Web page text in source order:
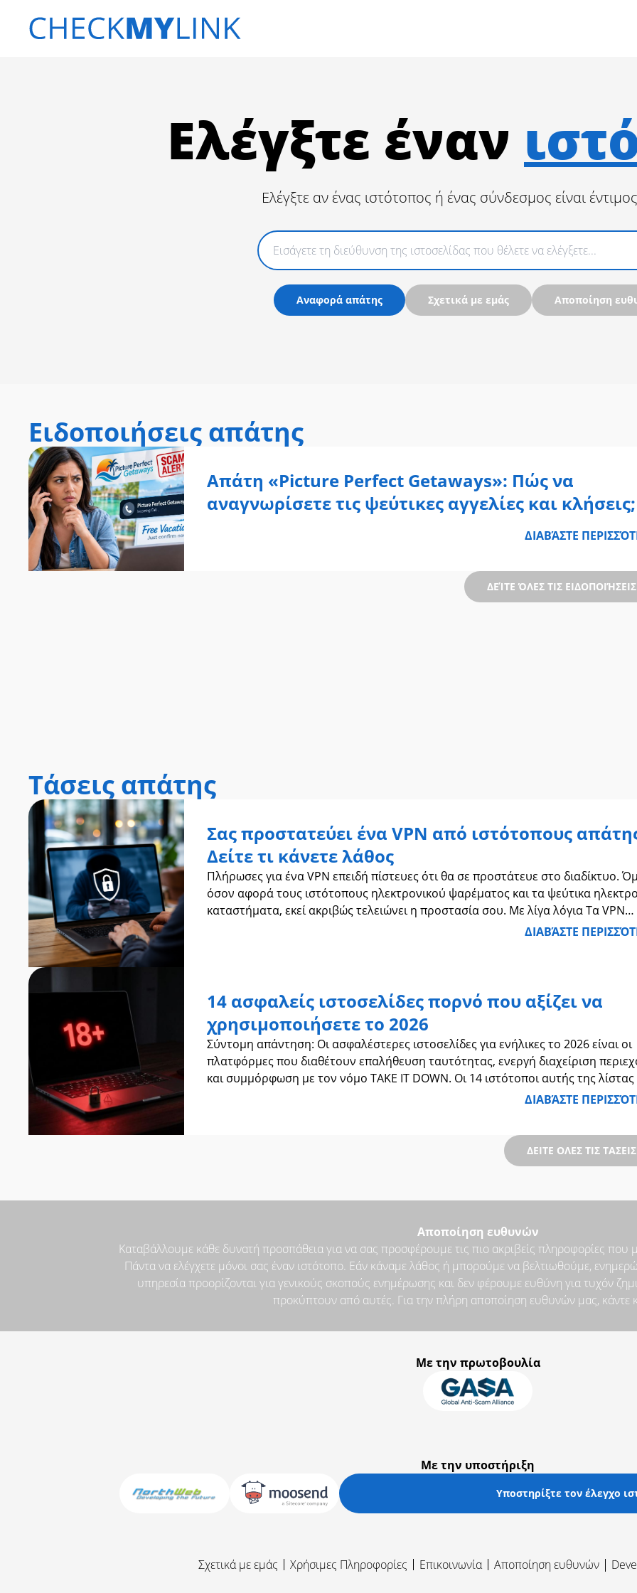
Ελέγξτε έναν
Ελέγξτε αν ένας ιστότοπος ή ένας σύνδεσμος είναι
Αναφορά απάτης Σχετικά με εμάς Αποποίηση
Ειδοποιήσεις απάτης
Απάτη «Picture Perfect Getaways»: Πώς να
αναγνωρίσετε τις ψεύτικες αγγελίες και κλήσεις;
ΔΙΑΒΆΣΤΕ
ΔΕΊΤΕ ΌΛΕΣ ΤΙΣ
Τάσεις απάτης
Σας προστατεύει ένα VPN από ιστότοπους
Δείτε τι κάνετε λάθος
Πλήρωσες για ένα VPN επειδή πίστευες ότι θα σε προστάτευε στο διαδίκτυο.
όσον αφορά τους ιστότοπους ηλεκτρονικού ψαρέματος και τα ψεύτικα
καταστήματα, εκεί ακριβώς τελειώνει η προστασία σου. Με λίγα λόγια Τα VPN
ΔΙΑΒΆΣΤΕ
14 ασφαλείς ιστοσελίδες πορνό που αξίζει να
χρησιμοποιήσετε το 2026
Σύντομη απάντηση: Οι ασφαλέστερες ιστοσελίδες για ενήλικες το 2026 είναι οι
πλατφόρμες που διαθέτουν επαλήθευση ταυτότητας, ενεργή διαχείριση
και συμμόρφωση με τον νόμο TAKE IT DOWN. Οι 14 ιστότοποι αυτής της
OnlyFans, ManyVids, Fansly, FanCentro, LoyalFans, JustForFans, Naughty
ΔΙΑΒΆΣΤΕ
ΔΕΙΤΕ ΟΛΕΣ ΤΙΣ
Αποποίηση ευθυνών
Καταβάλλουμε κάθε δυνατή προσπάθεια για να σας προσφέρουμε τις πιο ακριβείς πληροφορίες που
Πάντα να ελέγχετε μόνοι σας έναν ιστότοπο. Εάν κάναμε λάθος ή μπορούμε να βελτιωθούμε,
υπηρεσία προορίζονται για γενικούς σκοπούς ενημέρωσης και δεν φέρουμε ευθύνη για τυχόν
προκύπτουν από αυτές. Για την πλήρη αποποίηση ευθυνών μας, κάντε
Με την πρωτοβουλία
Με την υποστήριξη
Υποστηρίξτε τον έλεγχο
Σχετικά με εμάς Χρήσιμες Πληροφορίες Επικοινωνία Αποποίηση ευθυνών